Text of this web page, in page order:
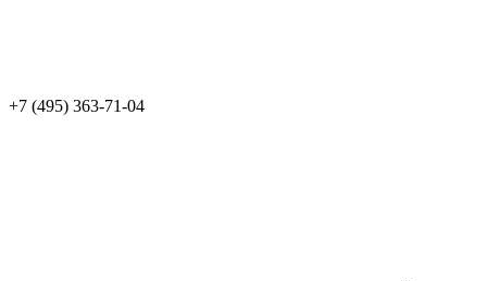
+7 (495) 363-71-04